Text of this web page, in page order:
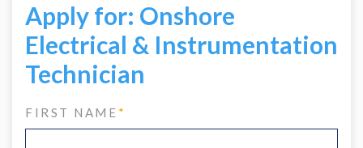
Apply for: Onshore
Electrical & Instrumentation
Technician
FIRST NAME *